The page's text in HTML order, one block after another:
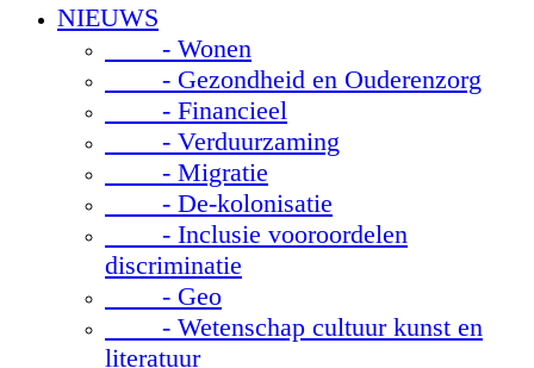
NIEUWS
- Wonen
- Gezondheid en Ouderenzorg
- Financieel
- Verduurzaming
- Migratie
- De-kolonisatie
- Inclusie vooroordelen
discriminatie
- Geo
- Wetenschap cultuur kunst en
literatuur